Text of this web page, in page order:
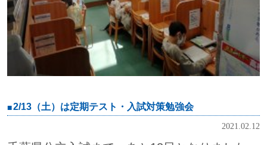
2/13（土）は定期テスト・入試対策勉強会
2021.02.12